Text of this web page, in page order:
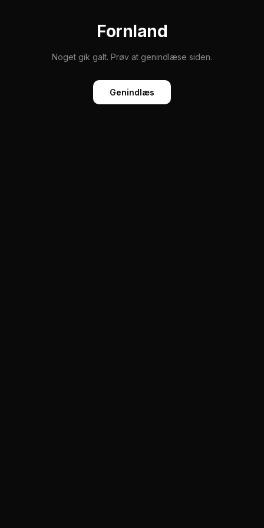
Fornland
Noget gik galt. Prøv at genindlæse siden.
Genindlæs